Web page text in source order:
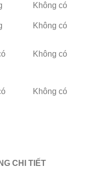
Không có
Không có
Không có
Không có
CHI TIẾT